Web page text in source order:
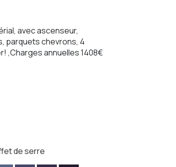
avec ascenseur,
parquets chevrons, 4
,Charges annuelles 1408€
de serre